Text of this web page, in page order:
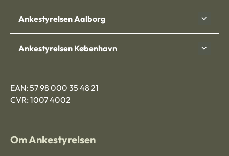
Ankestyrelsen Aalborg
Ankestyrelsen København
EAN: 57 98 000 35 48 21
CVR: 1007 4002
Om Ankestyrelsen